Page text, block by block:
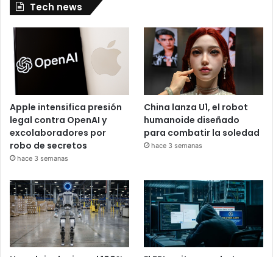
Tech news
Apple intensifica presión
legal contra OpenAI y
excolaboradores por
robo de secretos
hace 3 semanas
China lanza U1, el robot
humanoide diseñado
para combatir la soledad
hace 3 semanas